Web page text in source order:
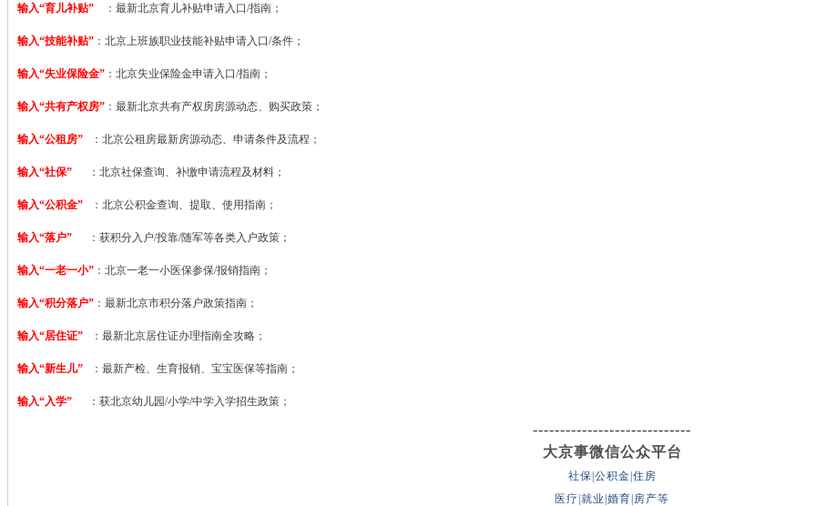
输入“育儿补贴” ：最新北京育儿补贴申请入口/指南；
输入“技能补贴” ： 北京上班族职业技能补贴申请入口/条件；
输入“失业保险金” ：北京失业保险金申请入口/指南；
输入“共有产权房” ：最新北京共有产权房房源动态、购买政策；
输入“公租房” ：北京公租房最新房源动态、申请条件及流程；
输入“社保” ：北京社保查询、补缴申请流程及材料；
输入“公积金” ：北京公积金查询、提取、使用指南；
输入“落户” ：获积分入户/投靠/随军等各类入户政策；
输入“一老一小” ：北京一老一小医保参保/报销指南；
输入“积分落户” ：最新北京市积分落户政策指南；
输入“居住证” ：最新北京居住证办理指南全攻略；
输入“新生儿” ：最新产检、生育报销、宝宝医保等指南；
输入“入学” ：获北京幼儿园/小学/中学入学招生政策；
-----------------------------
大京事微信公众平台
社保|公积金|住房
医疗|就业|婚育|房产等